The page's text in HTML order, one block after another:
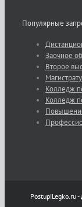
Популярные
Заочное
Второе
Колледж
Колледж
PostupiLegko.ru